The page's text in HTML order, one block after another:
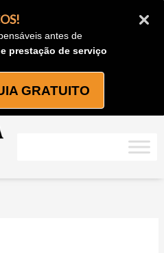
antes de
prestação de serviço
GRATUITO